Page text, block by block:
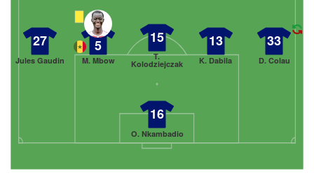
16
O. Nkambadio
27
Jules Gaudin
5
M. Mbow
15
T.
Kolodziejczak
13
K. Dabila
33
D. Colau